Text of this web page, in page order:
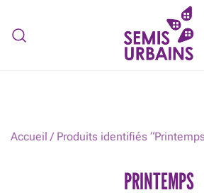
content
Accueil / Produits identifiés
PRINTEMPS